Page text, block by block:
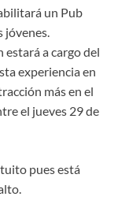
un Pub
jóvenes.
a cargo del
experiencia en
más en el
el jueves 29 de
pues está